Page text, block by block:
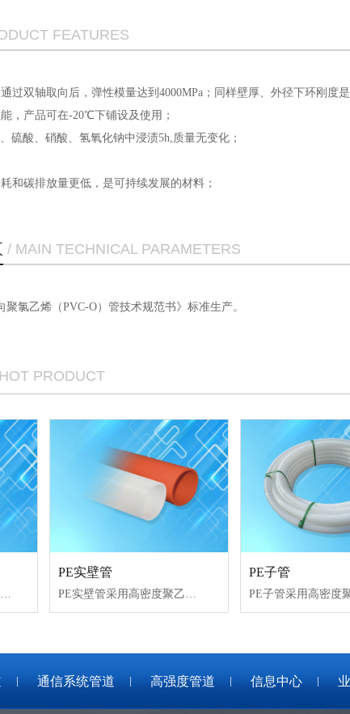
FEATURES
过双轴取向后，弹性模量达到4000MPa；同样壁厚、外径下环刚度
，产品可在-20℃下铺设及使用；
硫酸、硝酸、氢氧化钠中浸渍5h,质量无变化；
和碳排放量更低，是可持续发展的材料；
/ MAIN TECHNICAL PARAMETERS
氯乙烯（PVC-O）管技术规范书》标准生产。
PRODUCT
PE实壁管 PE子管
通信系统管道 高强度管道 信息中心